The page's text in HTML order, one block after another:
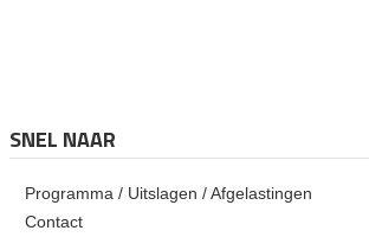
SNEL NAAR
Programma / Uitslagen / Afgelastingen
Contact